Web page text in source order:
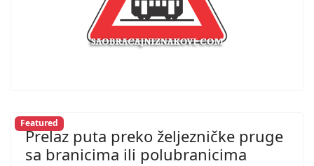
Featured
Prelaz puta preko željezničke pruge
sa branicima ili polubranicima